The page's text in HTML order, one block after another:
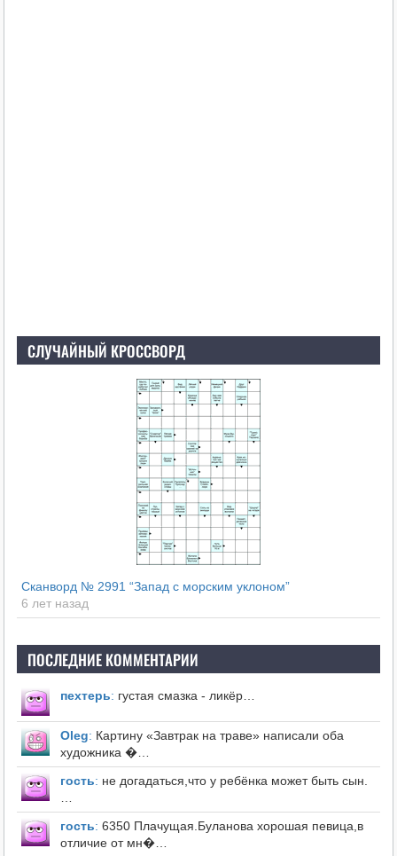
СЛУЧАЙНЫЙ КРОССВОРД
Сканворд № 2991 “Запад с морским уклоном”
6 лет назад
ПОСЛЕДНИЕ КОММЕНТАРИИ
пехтерь: густая смазка - ликёр…
Оleg: Картину «Завтрак на траве» написали оба
художника �…
гость: не догадаться,что у ребёнка может быть сын.
гость: 6350 Плачущая.Буланова хорошая певица,в
отличие от мн�…